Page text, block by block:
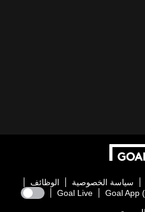
سياسة الخصوصية
الوظائف
Goal App
Goal Live